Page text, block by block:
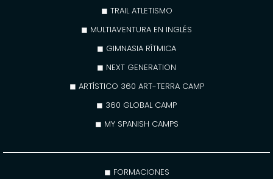
◼ TRAIL ATLETISMO
◼ MULTIAVENTURA EN INGLÉS
◼ GIMNASIA RÍTMICA
◼ NEXT GENERATION
◼ ARTÍSTICO 360 ART-TERRA CAMP
◼ 360 GLOBAL CAMP
◼ MY SPANISH CAMPS
◼ FORMACIONES